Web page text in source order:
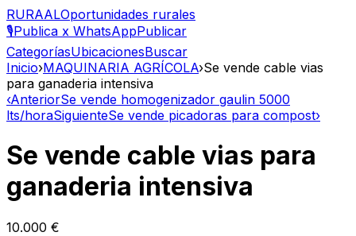
RURAALOportunidades rurales
🎙️Publica x WhatsAppPublicar
CategoríasUbicacionesBuscar
Inicio›MAQUINARIA AGRÍCOLA›Se vende cable vias
para ganaderia intensiva
‹AnteriorSe vende homogenizador gaulin 5000
lts/horaSiguienteSe vende picadoras para compost›
Se vende cable vias para
ganaderia intensiva
10.000 €